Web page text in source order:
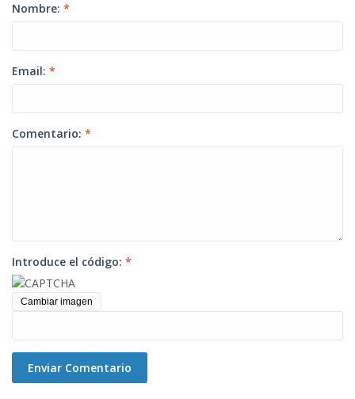
Nombre: *
Email: *
Comentario: *
Introduce el código: *
Cambiar imagen
Enviar Comentario